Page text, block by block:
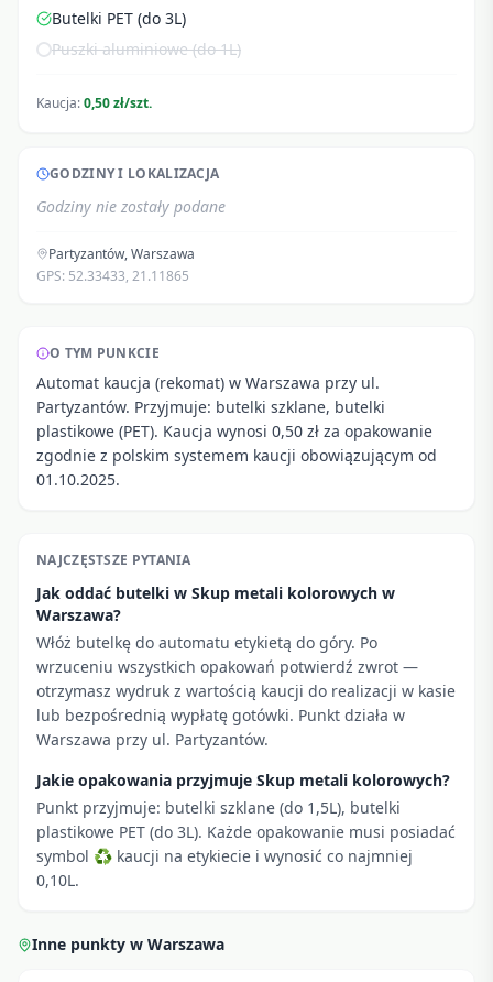
Butelki PET (do 3L)
Puszki aluminiowe (do 1L)
Kaucja:0,50 zł/szt.
GODZINY I LOKALIZACJA
Godziny nie zostały podane
Partyzantów,Warszawa
GPS: 52.33433, 21.11865
O TYM PUNKCIE
Automat kaucja (rekomat) w Warszawa przy ul.
Partyzantów. Przyjmuje: butelki szklane, butelki
plastikowe (PET). Kaucja wynosi 0,50 zł za opakowanie
zgodnie z polskim systemem kaucji obowiązującym od
01.10.2025.
NAJCZĘSTSZE PYTANIA
Jak oddać butelki w Skup metali kolorowych w
Warszawa?
Włóż butelkę do automatu etykietą do góry. Po
wrzuceniu wszystkich opakowań potwierdź zwrot —
otrzymasz wydruk z wartością kaucji do realizacji w kasie
lub bezpośrednią wypłatę gotówki. Punkt działa w
Warszawa przy ul. Partyzantów.
Jakie opakowania przyjmuje Skup metali kolorowych?
Punkt przyjmuje: butelki szklane (do 1,5L), butelki
plastikowe PET (do 3L). Każde opakowanie musi posiadać
symbol ♻ kaucji na etykiecie i wynosić co najmniej
0,10L.
Inne punkty w Warszawa